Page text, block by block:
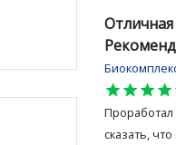
star
star
star
star
Проработал
сказать,